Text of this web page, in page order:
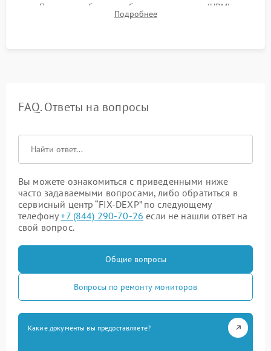
Проверка работоспособности всех портов (HDMI,
DisplayPort, VGA) и кнопок управления под нагрузкой в
Подробнее
FAQ. Ответы на вопросы
Вы можете ознакомиться с приведенными ниже
часто задаваемыми вопросами, либо обратиться в
сервисный центр “FIX-DEXP” по следующему
телефону+7 (844) 290-70-26 если не нашли ответ на
свой вопрос.
Общие вопросы
Вопросы по ремонту мониторов
Какие документы вы предоставляете?